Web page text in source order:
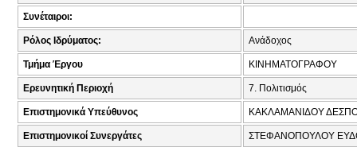
Συνέταιροι:
Ρόλος Ιδρύματος: Ανάδοχος
Τμήμα Έργου ΚΙΝΗΜΑΤΟΓΡΑΦΟΥ
Ερευνητική Περιοχή 7. Πολιτισμός
Επιστημονικά Υπεύθυνος ΚΑΚΛΑΜΑΝΙΔΟΥ
Επιστημονικοί Συνεργάτες ΣΤΕΦΑΝΟΠΟΥΛΟΥ